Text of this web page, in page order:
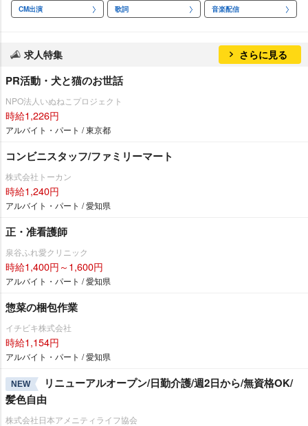
CM出演 歌詞 音楽配信
求人特集 さらに見る
PR活動・犬と猫のお世話
NPO法人いぬねこプロジェクト
時給1,226円
アルバイト・パート / 東京都
コンビニスタッフ/ファミリーマート
株式会社トーカン
時給1,240円
アルバイト・パート / 愛知県
正・准看護師
泉谷ふれ愛クリニック
時給1,400円～1,600円
アルバイト・パート / 愛知県
惣菜の梱包作業
イチビキ株式会社
時給1,154円
アルバイト・パート / 愛知県
NEW
リニューアルオープン/日勤介護/週2日から/無資格OK/
髪色自由
株式会社日本アメニティライフ協会